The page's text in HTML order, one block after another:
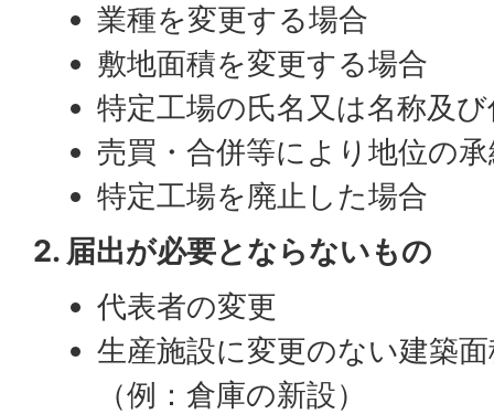
業種を変更する場合
敷地面積を変更する場合
特定工場の氏名又は名称及
売買・合併等により地位の
特定工場を廃止した場合
2. 届出が必要とならないもの
代表者の変更
生産施設に変更のない建築
（例：倉庫の新設）